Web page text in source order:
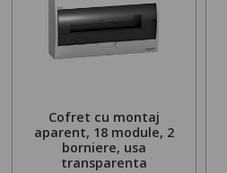
Cofret cu montaj
aparent, 18 module, 2
borniere, usa
transparenta